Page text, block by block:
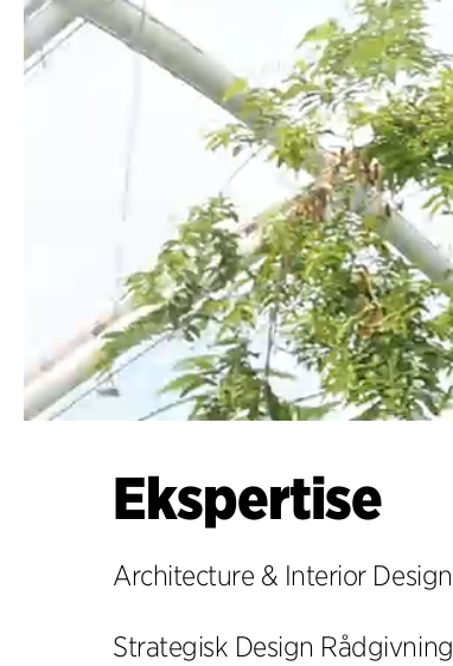
Ekspertise
Architecture & Interior Design
Strategisk Design Rådgivning